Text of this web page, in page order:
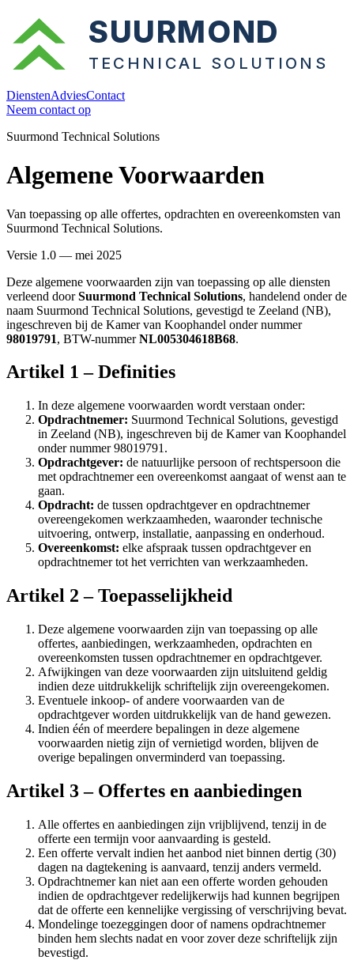
SUURMOND
TECHNICAL SOLUTIONS
DienstenAdviesContact
Neem contact op
Suurmond Technical Solutions
Algemene Voorwaarden
Van toepassing op alle offertes, opdrachten en overeenkomsten van
Suurmond Technical Solutions.
Versie 1.0 — mei 2025
Deze algemene voorwaarden zijn van toepassing op alle diensten
verleend doorSuurmond Technical Solutions, handelend onder de
naam Suurmond Technical Solutions, gevestigd te Zeeland (NB),
ingeschreven bij de Kamer van Koophandel onder nummer
98019791, BTW-nummer NL005304618B68.
Artikel 1 – Definities
In deze algemene voorwaarden wordt verstaan onder:
Opdrachtnemer: Suurmond Technical Solutions, gevestigd
in Zeeland (NB), ingeschreven bij de Kamer van Koophandel
onder nummer 98019791.
Opdrachtgever: de natuurlijke persoon of rechtspersoon die
met opdrachtnemer een overeenkomst aangaat of wenst aan te
gaan.
Opdracht: de tussen opdrachtgever en opdrachtnemer
overeengekomen werkzaamheden, waaronder technische
uitvoering, ontwerp, installatie, aanpassing en onderhoud.
Overeenkomst: elke afspraak tussen opdrachtgever en
opdrachtnemer tot het verrichten van werkzaamheden.
Artikel 2 – Toepasselijkheid
Deze algemene voorwaarden zijn van toepassing op alle
offertes, aanbiedingen, werkzaamheden, opdrachten en
overeenkomsten tussen opdrachtnemer en opdrachtgever.
Afwijkingen van deze voorwaarden zijn uitsluitend geldig
indien deze uitdrukkelijk schriftelijk zijn overeengekomen.
Eventuele inkoop- of andere voorwaarden van de
opdrachtgever worden uitdrukkelijk van de hand gewezen.
Indien één of meerdere bepalingen in deze algemene
voorwaarden nietig zijn of vernietigd worden, blijven de
overige bepalingen onverminderd van toepassing.
Artikel 3 – Offertes en aanbiedingen
Alle offertes en aanbiedingen zijn vrijblijvend, tenzij in de
offerte een termijn voor aanvaarding is gesteld.
Een offerte vervalt indien het aanbod niet binnen dertig (30)
dagen na dagtekening is aanvaard, tenzij anders vermeld.
Opdrachtnemer kan niet aan een offerte worden gehouden
indien de opdrachtgever redelijkerwijs had kunnen begrijpen
dat de offerte een kennelijke vergissing of verschrijving bevat.
Mondelinge toezeggingen door of namens opdrachtnemer
binden hem slechts nadat en voor zover deze schriftelijk zijn
bevestigd.